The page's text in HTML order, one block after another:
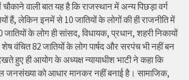
चौकाने वाली बात यह है कि राजस्थान में अन्य पिछड़ा वर्ग
हैं, लेकिन इनमें से 10 जातियों के लोगों की ही राजनीति में
जातियों के लोग ही सांसद, विधायक, प्रधान, शहरी निकायों
वंचित 82 जातियों के लोग पार्षद और सरपंच भी नहीं बन
हुए ही आयोग के अध्यक्ष न्यायाधीश भाटी ने कहा कि
जनसंख्या को आधार मानकर नहीं बनाई है। सामाजिक,